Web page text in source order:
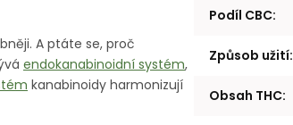
A ptáte se, proč
endokanabinoidní systém,
kanabinoidy harmonizují
Podíl CBC:
Způsob užití:
Obsah THC: